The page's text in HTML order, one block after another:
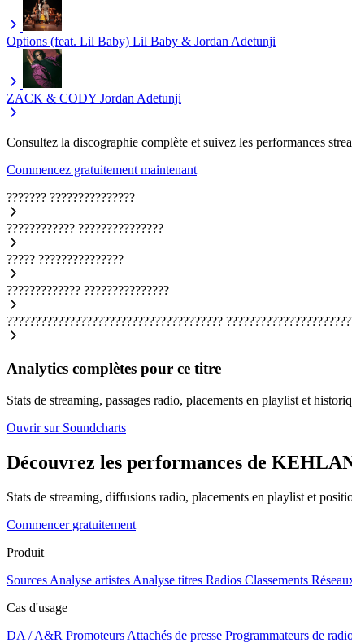
Options (feat. Lil Baby) Lil Baby & Jordan Adetunji
ZACK & CODY Jordan Adetunji
Consultez la discographie complète et suivez les performances
Commencez gratuitement maintenant
??????? ???????????????
???????????? ???????????????
????? ???????????????
????????????? ???????????????
??????????????????????????????????????
Analytics complètes pour ce titre
Stats de streaming, passages radio, placements en playlist et
Ouvrir sur Soundcharts
Découvrez les performances de
Stats de streaming, diffusions radio, placements en playlist et
Commencer gratuitement
Produit
Sources Analyse artistes Analyse titres Radios Classements
Cas d'usage
DA / A&R Promoteurs Attachés de presse Programmateurs de